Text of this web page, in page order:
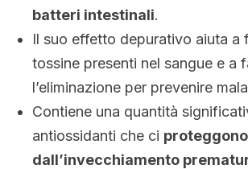
batteri intestinali.
Il suo effetto depurativo aiuta a
tossine presenti nel sangue e a
l’eliminazione per prevenire
Contiene una quantità
antiossidanti che ci proteggono
dall’invecchiamento